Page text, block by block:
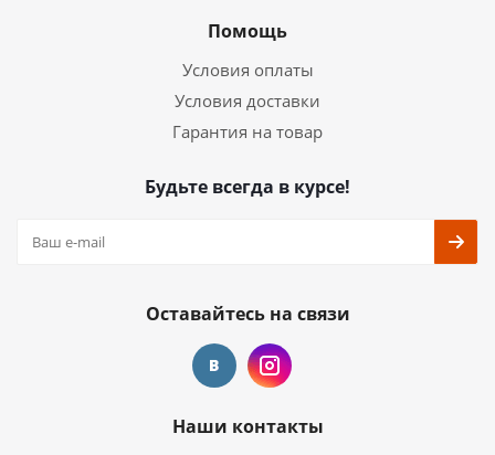
Помощь
Условия оплаты
Условия доставки
Гарантия на товар
Будьте всегда в курсе!
Оставайтесь на связи
Наши контакты